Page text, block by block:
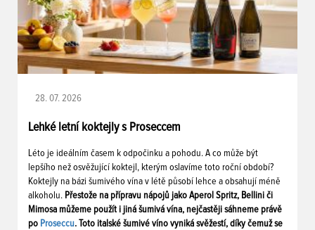
28. 07. 2026
Lehké letní koktejly s Proseccem
Léto je ideálním časem k odpočinku a pohodu. A co může být
lepšího než osvěžující koktejl, kterým oslavíme toto roční období?
Koktejly na bázi šumivého vína v létě působí lehce a obsahují méně
alkoholu. Přestože na přípravu nápojů jako Aperol Spritz, Bellini či
Mimosa můžeme použít i jiná šumivá vína, nejčastěji sáhneme právě
po Proseccu. Toto italské šumivé víno vyniká svěžestí, díky čemuž se